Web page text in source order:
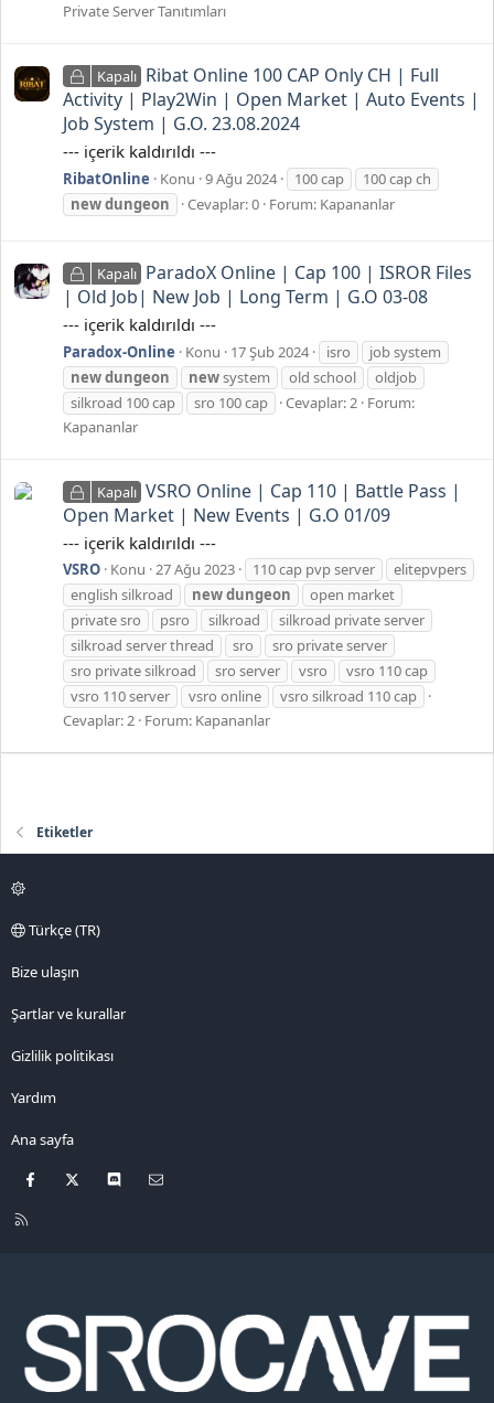
Private Server Tanıtımları
Kapalı Ribat Online 100 CAP Only CH | Full
Activity | Play2Win | Open Market | Auto Events |
Job System | G.O. 23.08.2024
--- içerik kaldırıldı ---
RibatOnline Konu 9 Ağu 2024 100 cap
100 cap ch
newdungeon Cevaplar: 0 Forum: Kapananlar
Kapalı ParadoX Online | Cap 100 | ISROR Files
| Old Job| New Job | Long Term | G.O 03-08
--- içerik kaldırıldı ---
Paradox-Online Konu 17 Şub 2024 isro
job system
newdungeon newsystem old school
oldjob
silkroad 100 cap
sro 100 cap Cevaplar: 2 Forum:
Kapananlar
Kapalı VSRO Online | Cap 110 | Battle Pass |
Open Market | New Events | G.O 01/09
--- içerik kaldırıldı ---
VSRO Konu 27 Ağu 2023 110 cap pvp server
elitepvpers
english silkroad
newdungeon
open market
private sro
psro silkroad
silkroad private server
silkroad server thread
sro
sro private server
sro private silkroad
sro server vsro
vsro 110 cap
vsro 110 server
vsro online
vsro silkroad 110 cap
Cevaplar: 2 Forum: Kapananlar
Etiketler
Türkçe (TR)
Bize ulaşın
Şartlar ve kurallar
Gizlilik politikası
Yardım
Ana sayfa
Facebook Discord
R